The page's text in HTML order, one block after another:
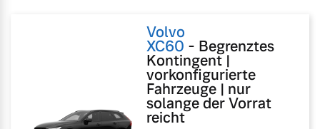
Fahrzeug konfigurieren
Sofort verfügbare Fahrzeuge
Vielzahl von Original
Volvo Winter- und
Sommer Kompletträder.
Bitte sprechen Sie uns
direkt an.
Mehr erfahren
Volvo
XC60 - Begrenztes
Kontingent |
vorkonfigurierte
Fahrzeuge | nur
solange der Vorrat
reicht